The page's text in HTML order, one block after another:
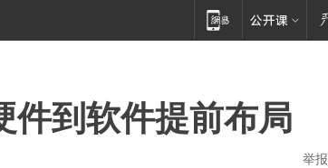
到软件提前布局
举报